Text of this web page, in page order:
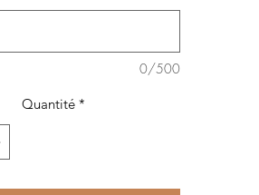
0/500
Quantité *